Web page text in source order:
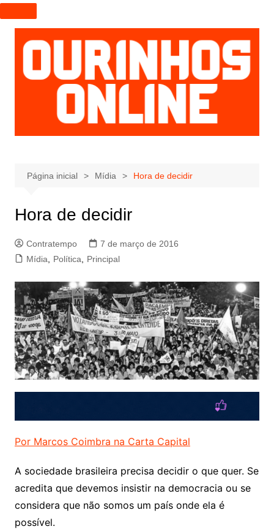
I
r
p
a
r
a
e
o
Página inicial Mídia Hora de decidir
Hora de decidir
Contratempo
7 de março de 2016
Mídia
Política Principal
Por Marcos Coimbra na Carta Capital
A sociedade brasileira precisa decidir o que quer. Se
acredita que devemos insistir na democracia ou se
considera que não somos um país onde ela é
possível.